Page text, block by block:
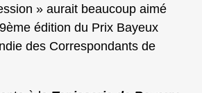
» aurait beaucoup aimé
édition du Prix Bayeux
des Correspondants de